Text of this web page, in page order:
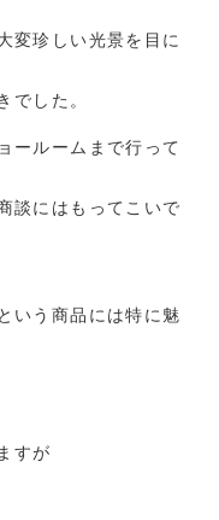
変珍しい光景を目に
でした。
ールームまで行って
談にはもってこいで
いう商品には特に魅
すが